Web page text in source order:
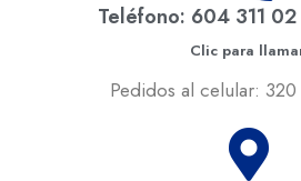
Teléfono: 604 311 02
Clic para
Pedidos al celular: